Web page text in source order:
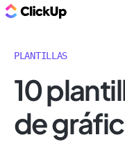
PLANTILLAS
10
de